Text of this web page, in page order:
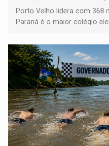
Porto Velho lidera com 368
Paraná é o maior colégio